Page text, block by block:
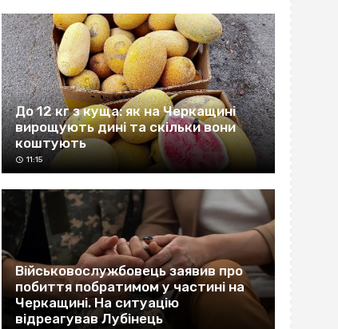
До 12 кг з куща: як на Черкащині
вирощують дині та скільки вони
коштують
11:15
Військовослужбовець заявив про
побиття побратимом у частині на
Черкащині. На ситуацію
відреагував Лубінець